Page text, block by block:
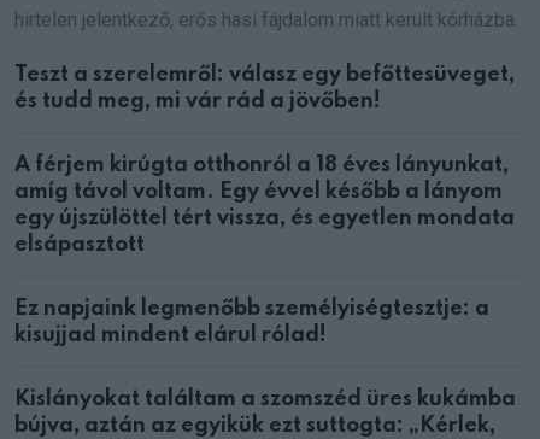
hirtelen jelentkező, erős hasi fájdalom miatt került kórházba.
Teszt a szerelemről: válasz egy befőttesüveget,
és tudd meg, mi vár rád a jövőben!
A férjem kirúgta otthonról a 18 éves lányunkat,
amíg távol voltam. Egy évvel később a lányom
egy újszülöttel tért vissza, és egyetlen mondata
elsápasztott
Ez napjaink legmenőbb személyiségtesztje: a
kisujjad mindent elárul rólad!
Kislányokat találtam a szomszéd üres kukámba
bújva, aztán az egyikük ezt suttogta: „Kérlek,